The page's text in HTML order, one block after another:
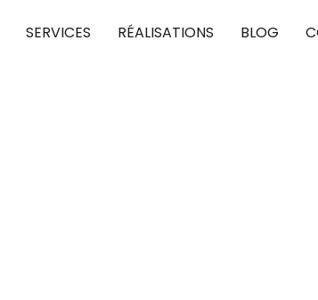
SERVICES RÉALISATIONS BLOG